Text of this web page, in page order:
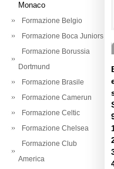
Monaco
Formazione Belgio
Formazione Boca Juniors
Formazione Borussia
Dortmund
Formazione Brasile
Formazione Camerun
Formazione Celtic
Formazione Chelsea
Formazione Club
America